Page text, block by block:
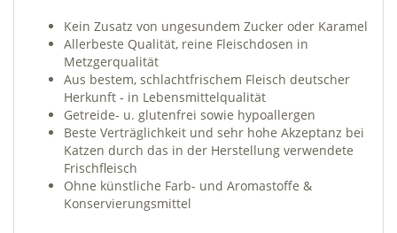
Kein Zusatz von ungesundem Zucker oder Karamel
Allerbeste Qualität, reine Fleischdosen in
Metzgerqualität
Aus bestem, schlachtfrischem Fleisch deutscher
Herkunft - in Lebensmittelqualität
Getreide- u. glutenfrei sowie hypoallergen
Beste Verträglichkeit und sehr hohe Akzeptanz bei
Katzen durch das in der Herstellung verwendete
Frischfleisch
Ohne künstliche Farb- und Aromastoffe &
Konservierungsmittel